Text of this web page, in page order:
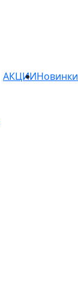
АКЦИИНовинки